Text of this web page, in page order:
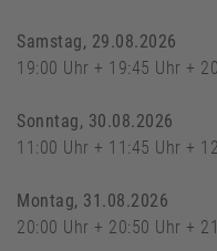
Samstag, 29.08.2026
19:00 Uhr + 19:45 Uhr +
Sonntag, 30.08.2026
11:00 Uhr + 11:45 Uhr +
Montag, 31.08.2026
20:00 Uhr + 20:50 Uhr +